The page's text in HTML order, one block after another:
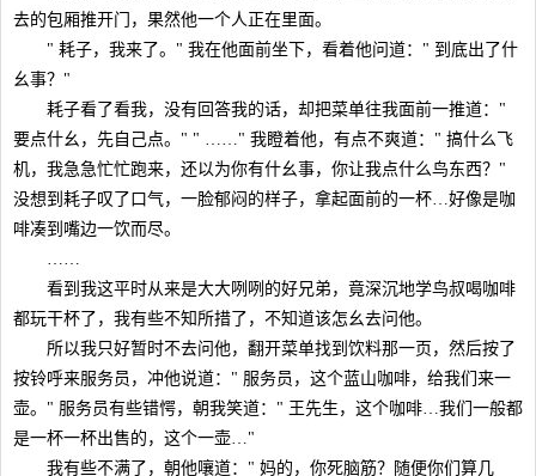
去的包厢推开门，果然他一个人正在里面。
" 耗子，我来了。" 我在他面前坐下，看着他问道：" 到底出了什
幺事？"
耗子看了看我，没有回答我的话，却把菜单往我面前一推道："
要点什幺，先自己点。" " ……" 我瞪着他，有点不爽道：" 搞什么飞
机，我急急忙忙跑来，还以为你有什幺事，你让我点什么鸟东西？"
没想到耗子叹了口气，一脸郁闷的样子，拿起面前的一杯…好像是咖
啡凑到嘴边一饮而尽。
……
看到我这平时从来是大大咧咧的好兄弟，竟深沉地学鸟叔喝咖啡
都玩干杯了，我有些不知所措了，不知道该怎幺去问他。
所以我只好暂时不去问他，翻开菜单找到饮料那一页，然后按了
按铃呼来服务员，冲他说道：" 服务员，这个蓝山咖啡，给我们来一
壶。" 服务员有些错愕，朝我笑道：" 王先生，这个咖啡…我们一般都
是一杯一杯出售的，这个一壶…"
我有些不满了，朝他嚷道：" 妈的，你死脑筋？随便你们算几